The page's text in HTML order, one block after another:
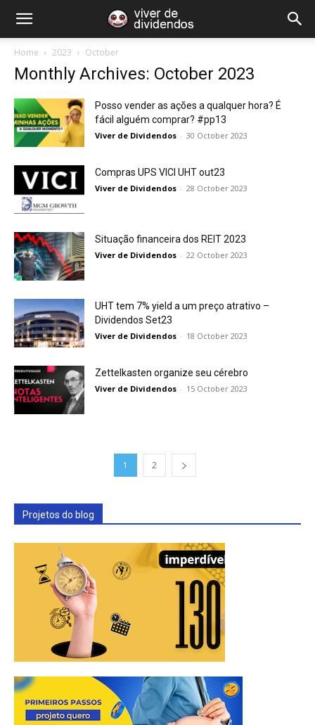
Home 2023 October
Monthly Archives: October 2023
Posso vender as ações a qualquer hora? É
fácil alguém comprar? #pp13
Viver de Dividendos - 30 October 2023
Compras UPS VICI UHT out23
Viver de Dividendos - 28 October 2023
Situação financeira dos REIT 2023
Viver de Dividendos - 22 October 2023
UHT tem 7% yield a um preço atrativo –
Dividendos Set23
Viver de Dividendos - 18 October 2023
Zettelkasten organize seu cérebro
Viver de Dividendos - 15 October 2023
1 2
Projetos do blog